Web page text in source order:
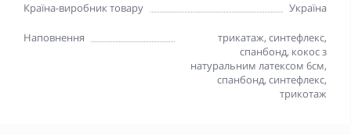
Країна-виробник товару Україна
Наповнення
трикатаж, синтефлекс,
спанбонд, кокос з
натуральним латексом 6см,
спанбонд, синтефлекс,
трикотаж